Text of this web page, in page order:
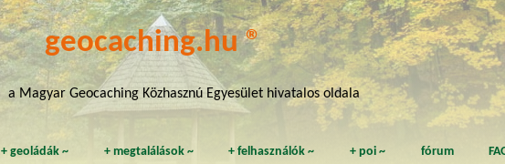
geocaching.hu ®
a Magyar Geocaching Közhasznú Egyesület hivatalos oldala
+geoládák ~ + megtalálások~ +felhasználók ~ + poi~ fórum